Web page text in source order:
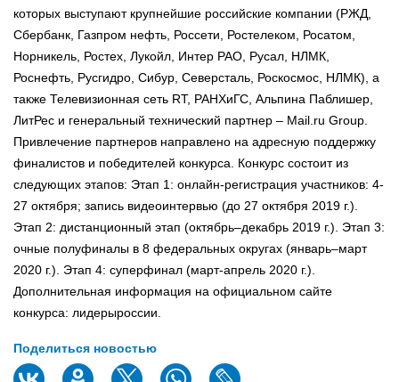
которых выступают крупнейшие российские компании (РЖД,
Сбербанк, Газпром нефть, Россети, Ростелеком, Росатом,
Норникель, Ростех, Лукойл, Интер РАО, Русал, НЛМК,
Роснефть, Русгидро, Сибур, Северсталь, Роскосмос, НЛМК), а
также Телевизионная сеть RT, РАНХиГС, Альпина Паблишер,
ЛитРес и генеральный технический партнер – Mail.ru Group.
Привлечение партнеров направлено на адресную поддержку
финалистов и победителей конкурса. Конкурс состоит из
следующих этапов: Этап 1: онлайн-регистрация участников: 4-
27 октября; запись видеоинтервью (до 27 октября 2019 г.).
Этап 2: дистанционный этап (октябрь–декабрь 2019 г.). Этап 3:
очные полуфиналы в 8 федеральных округах (январь–март
2020 г.). Этап 4: суперфинал (март-апрель 2020 г.).
Дополнительная информация на официальном сайте
конкурса: лидерыроссии.
Поделиться новостью